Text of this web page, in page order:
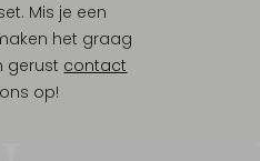
Mis je een
het graag
gerust contact
op!